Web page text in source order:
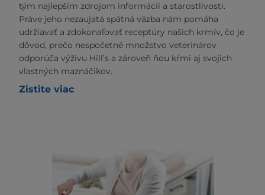
tým najlepším zdrojom informácií a starostlivosti.
Práve jeho nezaujatá spätná väzba nám pomáha
udržiavať a zdokonaľovať receptúry našich krmív, čo je
dôvod, prečo nespočetné množstvo veterinárov
odporúča výživu Hill’s a zároveň ňou kŕmi aj svojich
vlastných maznáčikov.
Zistite viac